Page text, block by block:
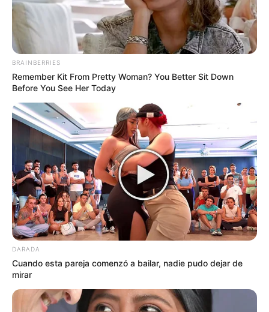
BRAINBERRIES
Remember Kit From Pretty Woman? You Better Sit Down
Before You See Her Today
DARADA
Cuando esta pareja comenzó a bailar, nadie pudo dejar de
mirar